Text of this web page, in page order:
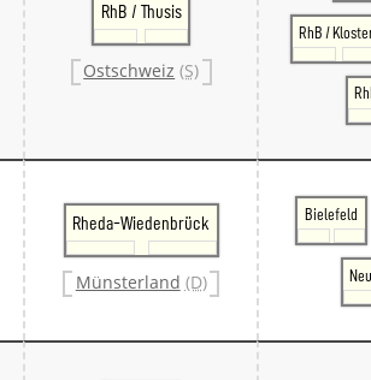
RhB / Thusis
Ostschweiz (S)
RhB /
Rheda-Wiedenbrück
Münsterland (D)
Bielefeld